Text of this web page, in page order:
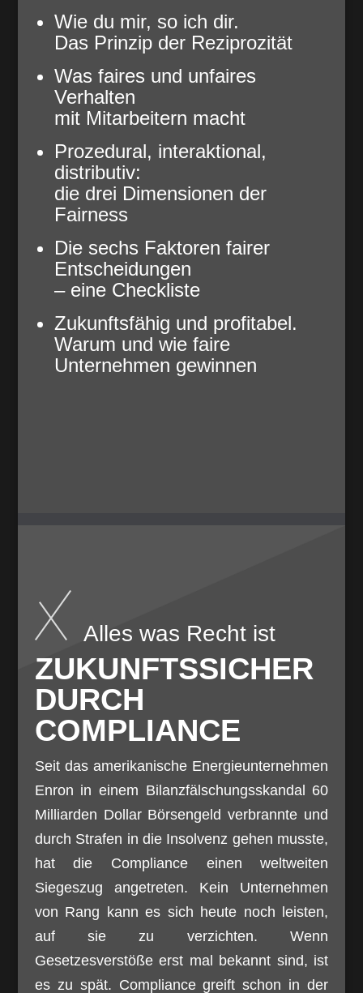
Wie du mir, so ich dir.
Das Prinzip der Reziprozität
Was faires und unfaires
Verhalten
mit Mitarbeitern macht
Prozedural, interaktional,
distributiv:
die drei Dimensionen der
Fairness
Die sechs Faktoren fairer
Entscheidungen
– eine Checkliste
Zukunftsfähig und profitabel.
Warum und wie faire
Unternehmen gewinnen
Alles was Recht ist
ZUKUNFTSSICHER
DURCH
COMPLIANCE
Seit das amerikanische Energieunternehmen
Enron in einem Bilanzfälschungsskandal 60
Milliarden Dollar Börsengeld verbrannte und
durch Strafen in die Insolvenz gehen musste,
hat die Compliance einen weltweiten
Siegeszug angetreten. Kein Unternehmen
von Rang kann es sich heute noch leisten,
auf sie zu verzichten. Wenn
Gesetzesverstöße erst mal bekannt sind, ist
es zu spät. Compliance greift schon in der